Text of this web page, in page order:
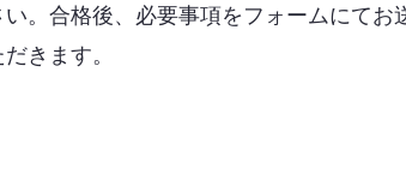
。合格後、必要事項をフォームにてお
きます。